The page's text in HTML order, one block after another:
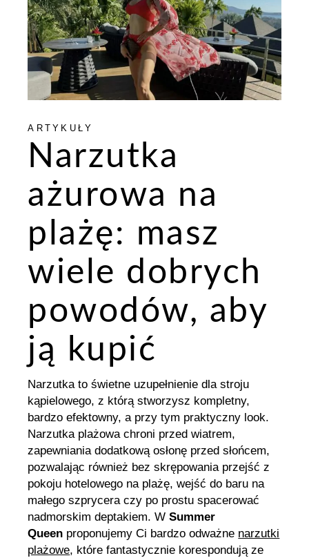
ARTYKUŁY
Narzutka
ażurowa na
plażę: masz
wiele dobrych
powodów, aby
ją kupić
Narzutka to świetne uzupełnienie dla stroju
kąpielowego, z którą stworzysz kompletny,
bardzo efektowny, a przy tym praktyczny look.
Narzutka plażowa chroni przed wiatrem,
zapewniania dodatkową osłonę przed słońcem,
pozwalając również bez skrępowania przejść z
pokoju hotelowego na plażę, wejść do baru na
małego szprycera czy po prostu spacerować
nadmorskim deptakiem. WSummer
Queen proponujemy Ci bardzo odważne narzutki
plażowe, które fantastycznie korespondują ze